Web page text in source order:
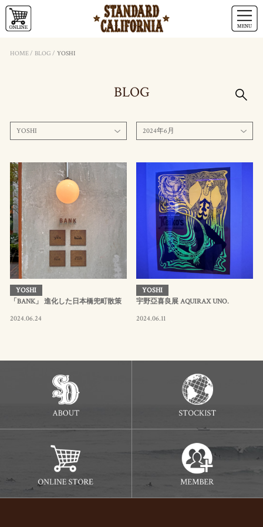
HOME/ BLOG / YOSHI
BLOG
YOSHI 2024年6月
YOSHI
「BANK」 進化した日本橋兜町散策
2024.06.24
YOSHI
宇野亞喜良展 AQUIRAX UNO.
2024.06.11